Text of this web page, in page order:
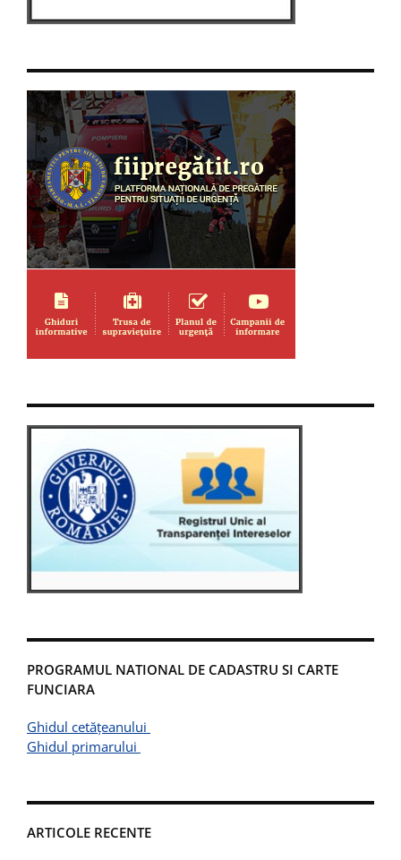
PROGRAMUL NATIONAL DE CADASTRU SI CARTE
FUNCIARA
Ghidul cetățeanului
Ghidul primarului
ARTICOLE RECENTE